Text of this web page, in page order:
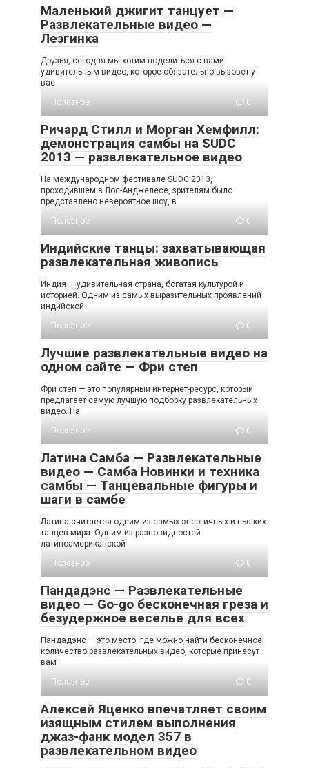
Маленький джигит танцует —
Развлекательные видео —
Лезгинка
Друзья, сегодня мы хотим поделиться с вами
удивительным видео, которое обязательно вызовет у
вас
Полезное
0
Ричард Стилл и Морган Хемфилл:
демонстрация самбы на SUDC
2013 — развлекательное видео
На международном фестивале SUDC 2013,
проходившем в Лос-Анджелесе, зрителям было
представлено невероятное шоу, в
Полезное
0
Индийские танцы: захватывающая
развлекательная живопись
Индия — удивительная страна, богатая культурой и
историей. Одним из самых выразительных проявлений
индийской
Полезное
0
Лучшие развлекательные видео на
одном сайте — Фри степ
Фри степ — это популярный интернет-ресурс, который
предлагает самую лучшую подборку развлекательных
видео. На
Полезное
0
Латина Самба — Развлекательные
видео — Самба Новинки и техника
самбы — Танцевальные фигуры и
шаги в самбе
Латина считается одним из самых энергичных и пылких
танцев мира. Одним из разновидностей
латиноамериканской
Полезное
0
Пандадэнс — Развлекательные
видео — Go-go бесконечная греза и
безудержное веселье для всех
Пандадэнс — это место, где можно найти бесконечное
количество развлекательных видео, которые принесут
вам
Полезное
0
Алексей Яценко впечатляет своим
изящным стилем выполнения
джаз-фанк модел 357 в
развлекательном видео